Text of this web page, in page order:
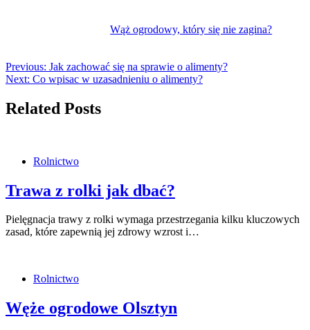
Wąż ogrodowy, który się nie zagina?
Previous: Jak zachować się na sprawie o alimenty?
Next: Co wpisac w uzasadnieniu o alimenty?
Related Posts
Rolnictwo
Trawa z rolki jak dbać?
Pielęgnacja trawy z rolki wymaga przestrzegania kilku kluczowych
zasad, które zapewnią jej zdrowy wzrost i…
Rolnictwo
Węże ogrodowe Olsztyn